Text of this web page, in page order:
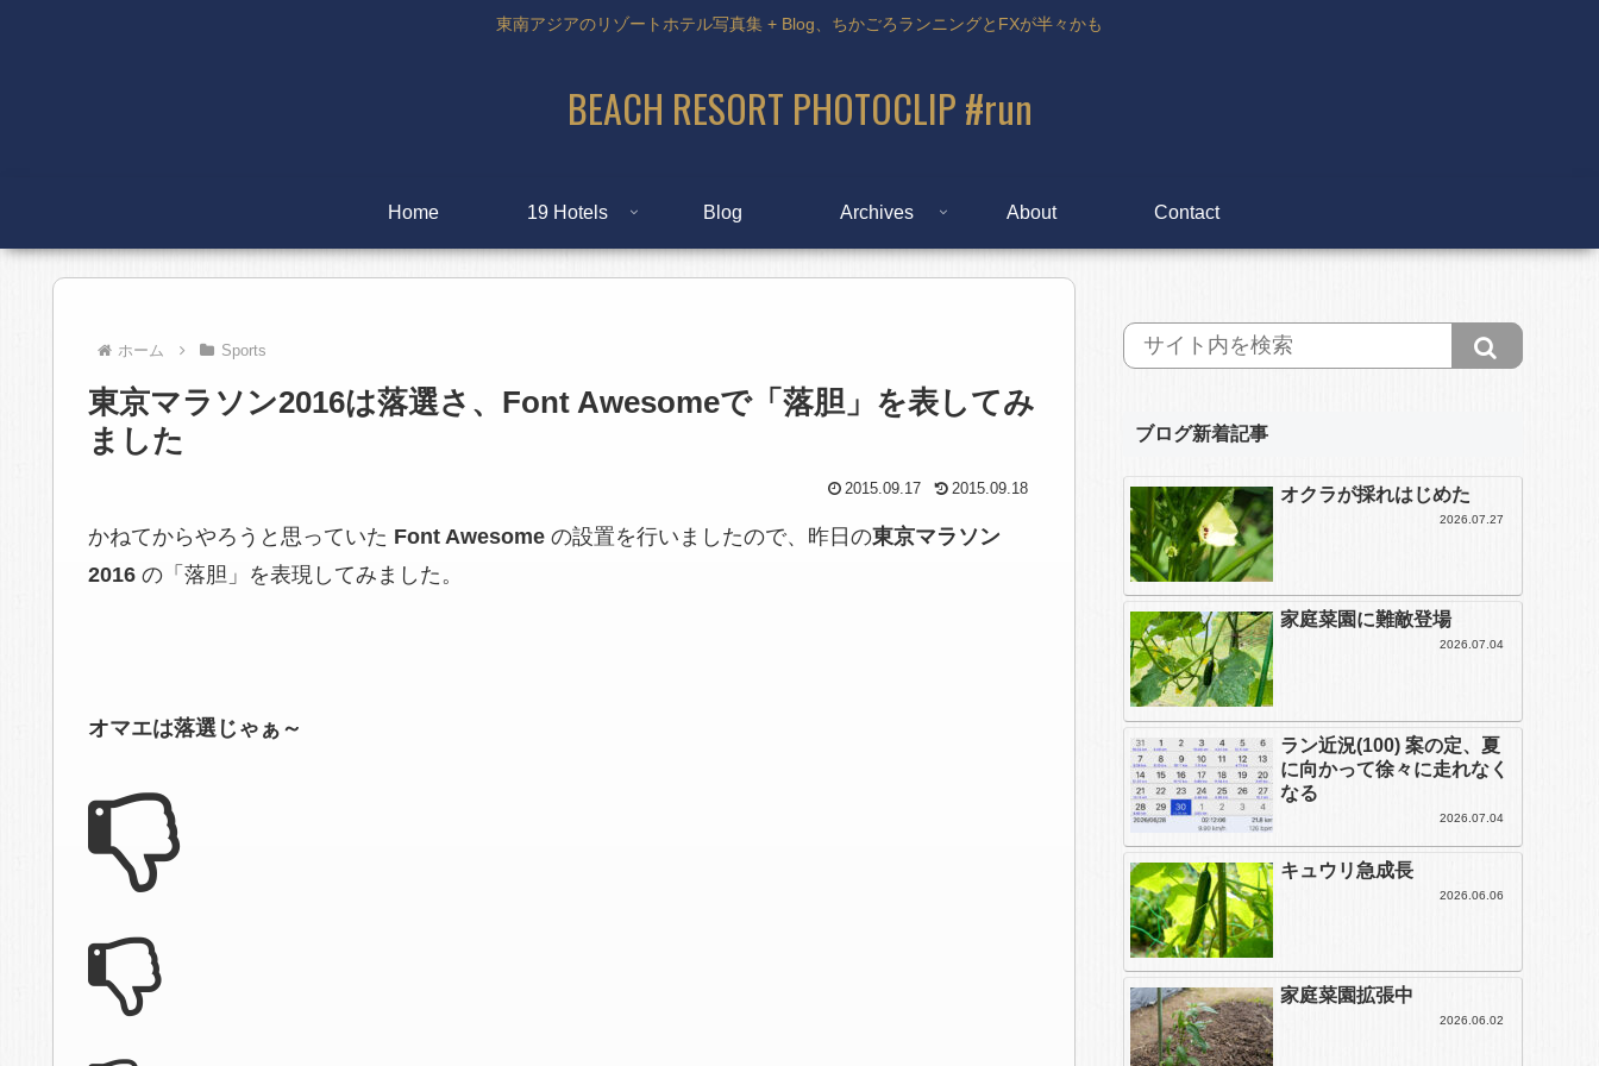
東南アジアのリゾートホテル写真集 + Blog、ちかごろランニングとFXが半々かも
BEACH RESORT PHOTOCLIP #run
Home 19 Hotels Blog Archives About Contact
ホーム Sports
東京マラソン2016は落選さ、Font Awesomeで「落胆」を表してみ
ました
2015.09.17 2015.09.18
かねてからやろうと思っていた Font Awesome の設置を行いましたので、昨日の東京マラソン
2016 の「落胆」を表現してみました。
オマエは落選じゃぁ～
ブログ新着記事
オクラが採れはじめた
2026.07.27
家庭菜園に難敵登場
2026.07.04
ラン近況(100) 案の定、夏
に向かって徐々に走れなく
なる
2026.07.04
キュウリ急成長
2026.06.06
家庭菜園拡張中
2026.06.02